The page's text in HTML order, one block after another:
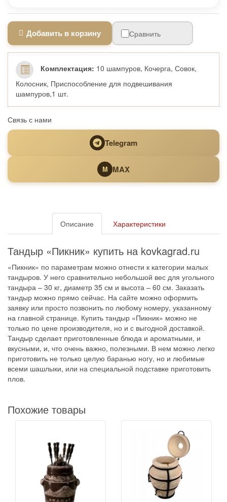
Добавить в корзину Сравнить
Комплектация: 10 шампуров, Кочерга, Совок,
Колосник, Приспособление для подвешивания
шампуров,1 шт.
Связь с нами
Telegram
M MAX
Описание Характеристики
Тандыр «Пикник» купить на kovkagrad.ru
«Пикник» по параметрам можно отнести к категории малых
тандыров. У него сравнительно небольшой вес для угольного
тандыра – 30 кг, диаметр 35 см и высота – 60 см. Заказать
тандыр можно прямо сейчас. На сайте можно оформить
заявку или просто позвонить по любому номеру, указанному
на главной странице. Купить тандыр «Пикник» можно не
только по цене производителя, но и с выгодной доставкой.
Тандыр сделает приготовленные блюда и ароматными, и
вкусными, и, что очень важно, полезными. В нем можно легко
приготовить не только целую баранью ногу, но и любимые
всеми шашлыки, или на специальной подставке приготовить
плов.
Похожие товары